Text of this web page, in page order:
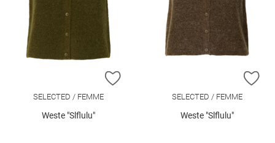
ZUR WUNSCHLISTE HINZUFÜGEN
SELECTED / FEMME
Weste "Slflulu"
SELECTED / FEMME
Weste "Slflulu"